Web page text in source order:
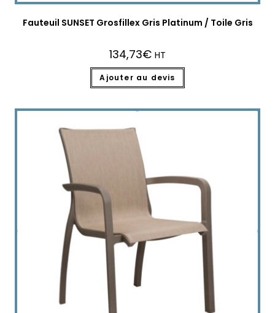
Fauteuil SUNSET Grosfillex Gris Platinum / Toile Gris
134,73€ HT
Ajouter au devis